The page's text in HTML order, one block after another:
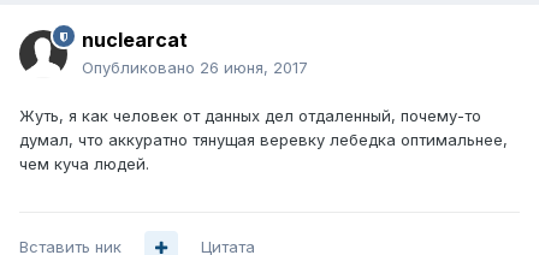
nuclearcat
Опубликовано 26 июня, 2017
Жуть, я как человек от данных дел отдаленный, почему-то
думал, что аккуратно тянущая веревку лебедка оптимальнее,
чем куча людей.
Вставить ник Цитата